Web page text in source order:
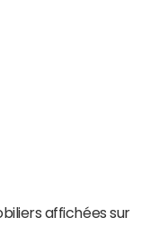
affichées sur